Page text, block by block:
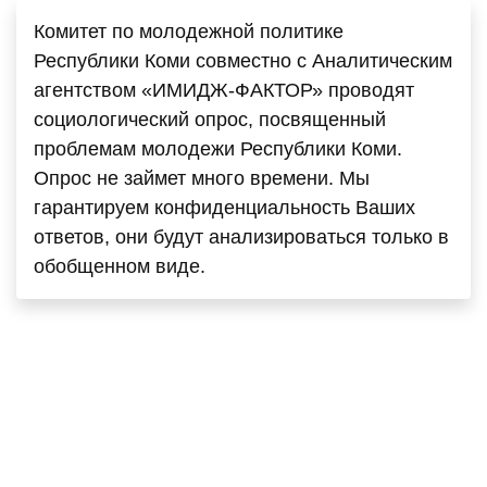
Комитет по молодежной политике
Республики Коми совместно с Аналитическим
агентством «ИМИДЖ-ФАКТОР» проводят
социологический опрос, посвященный
проблемам молодежи Республики Коми.
Опрос не займет много времени. Мы
гарантируем конфиденциальность Ваших
ответов, они будут анализироваться только в
обобщенном виде.